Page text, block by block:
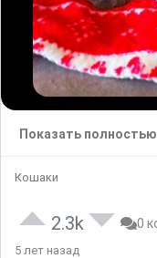
Показать
Кошаки
2.3k 0
5 лет назад